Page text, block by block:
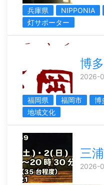
兵庫県
NIPPONIA
灯サポーター
博
2026-
福岡県 福岡市 博
地域文化
三
2026-